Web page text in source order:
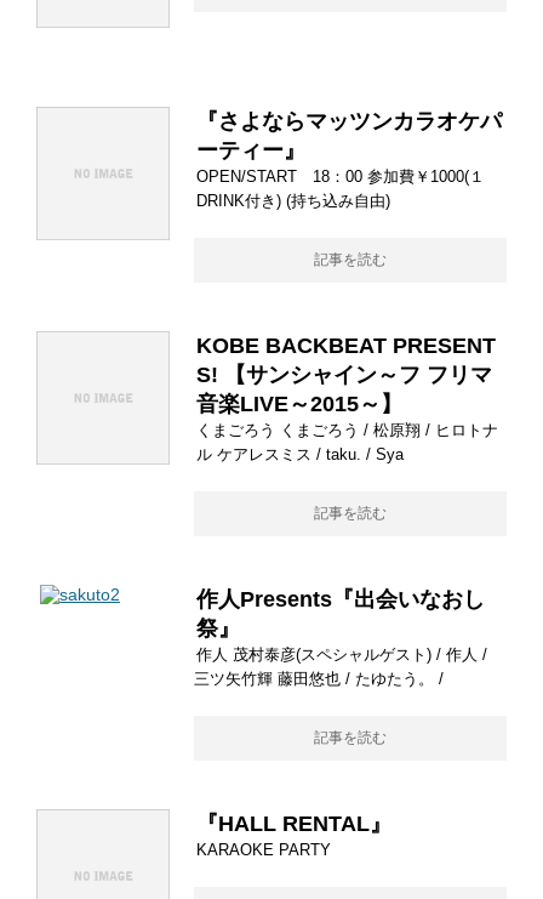
『さよならマッツンカラオケパ
ーティー』
OPEN/START 18：00 参加費￥1000(１
DRINK付き) (持ち込み自由)
記事を読む
KOBE BACKBEAT PRESENT
S! 【サンシャイン～フ フリマ
音楽LIVE～2015～】
くまごろう くまごろう / 松原翔 / ヒロトナ
ル ケアレスミス / taku. / Sya
記事を読む
作人Presents『出会いなおし
祭』
作人 茂村泰彦(スペシャルゲスト) / 作人 /
三ツ矢竹輝 藤田悠也 / たゆたう。 /
記事を読む
『HALL RENTAL』
KARAOKE PARTY